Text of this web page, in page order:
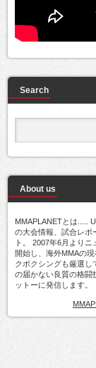
Search
About us
MMAPLANETとは.....
の大会情報、試合レポ
ト。 2007年6月より
開始し、海外MMAの
クボクシングも厳選し
の届かない良質の格闘
ットーに発信します。